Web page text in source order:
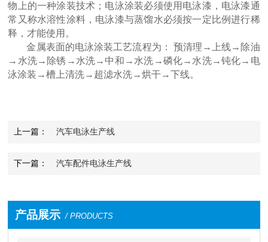
物上的一种涂装技术；电泳涂装必须使用电泳漆，电泳漆通
常又称水溶性涂料，电泳漆与蒸馏水必须按一定比例进行稀
释，才能使用。
金属表面的电泳涂装工艺流程为： 预清理→上线→除油
→水洗→除锈→水洗→中和→水洗→磷化→水洗→钝化→电
泳涂装→槽上清洗→超滤水洗→烘干→下线。
上一篇： 汽车电泳生产线
下一篇： 汽车配件电泳生产线
产品展示 / PRODUCTS